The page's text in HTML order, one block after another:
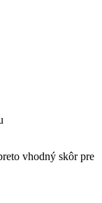
vhodný skôr pre